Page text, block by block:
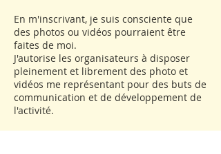
En m'inscrivant, je suis consciente que
des photos ou vidéos pourraient être
faites de moi.
J'autorise les organisateurs à disposer
pleinement et librement des photo et
vidéos me représentant pour des buts de
communication et de développement de
l'activité.